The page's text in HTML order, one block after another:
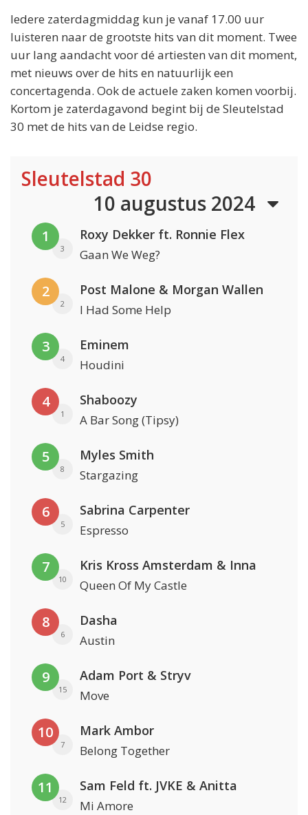
Iedere zaterdagmiddag kun je vanaf 17.00 uur
luisteren naar de grootste hits van dit moment. Twee
uur lang aandacht voor dé artiesten van dit moment,
met nieuws over de hits en natuurlijk een
concertagenda. Ook de actuele zaken komen voorbij.
Kortom je zaterdagavond begint bij de Sleutelstad
30 met de hits van de Leidse regio.
Sleutelstad 30
10 augustus 2024
1
3
Roxy Dekker ft. Ronnie Flex
Gaan We Weg?
2
2
Post Malone & Morgan Wallen
I Had Some Help
3
4
Eminem
Houdini
4
1
Shaboozy
A Bar Song (Tipsy)
5
8
Myles Smith
Stargazing
6
5
Sabrina Carpenter
Espresso
7
10
Kris Kross Amsterdam & Inna
Queen Of My Castle
8
6
Dasha
Austin
9
15
Adam Port & Stryv
Move
10
7
Mark Ambor
Belong Together
11
12
Sam Feld ft. JVKE & Anitta
Mi Amore